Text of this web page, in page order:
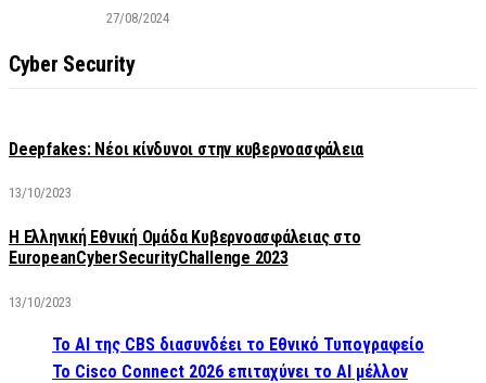
27/08/2024
Cyber Security
Deepfakes: Νέοι κίνδυνοι στην κυβερνοασφάλεια
13/10/2023
Η Ελληνική Εθνική Ομάδα Κυβερνοασφάλειας στο
EuropeanCyberSecurityChallenge 2023
13/10/2023
Το AI της CBS διασυνδέει το Εθνικό Τυπογραφείο
Το Cisco Connect 2026 επιταχύνει το AI μέλλον